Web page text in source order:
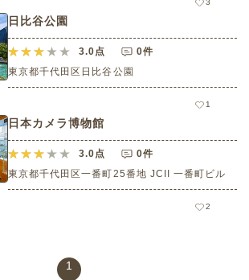
3
日比谷公園
3.0点
0件
東京都千代田区日比谷公園
1
日本カメラ博物館
3.0点
0件
東京都千代田区一番町25番地 JCII 一番町ビル
2
1